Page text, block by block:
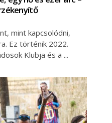
mint kapcsolódni,
Ez történik 2022.
Klubja és a